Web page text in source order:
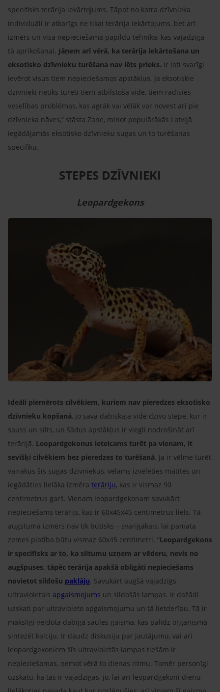
specifisks terārija iekārtojums. Tāpat no katra dzīvnieka
individuāli ir atkarīgs ne tikai terārija iekārtojums, bet arī
izmērs un visa nepieciešamā papildu tehnika, kas vajadzīga
tā aprīkošanai. Jāņem arī vērā, ka terārija iekārtošana un
eksotisko dzīvnieku turēšana nav lēts prieks. Ir ļoti svarīgi
ievērot visus tiem nepieciešamos apstākļus. Ja eksotiskie
dzīvnieki netiks turēti tiem atbilstošā vidē, tiem radīsies
veselības problēmas, kas agrāk vai vēlāk var novest arī pie
dzīvnieka nāves,” stāsta Zane, minot populārākās Latvijā
iegādājamās eksotisko dzīvnieku sugas un to turēšanas
specifiku.
STEPES DZĪVNIEKI
Leopardgekons
Ideāli piemērots cilvēkiem, kuriem nav pieredzes eksotisko
dzīvnieku kopšanā, jo savā dabiskajā vidē dzīvo stepē, kur ir
sauss un silts, un šādus apstākļus ir viegli nodrošināt arī
terārijā. Leopardgekonus ieteicams turēt pa vienam, it
sevišķi cilvēkiem bez pieredzes to turēšanā. Ja ir vēlme turēt
vairākus šīs sugas dzīvniekus, vēlams izvēlēties mātītes un
iegādāties lielāka izmēra terāriju, kas ir vismaz 90
centimetrus garš. Vienam leopardgekonam savukārt
nepieciešams terārijs, kas ir 60x45x45 centimetrus liels. Tā
augstuma izmērs nav tik būtisks – svarīgākais, lai pamata
zemes platība būtu vismaz 60x45 centimetri. “Leopardgekons
ir specifisks ar to, ka siltumu uzņem ar vēderu, nevis no
augšpuses, tāpēc terārija apakšā obligāti nepieciešams
novietot sildošu paklāju. Savukārt augšā vajadzīgs
ultravioletais apgaismojums un sildošās lampas. Ir dažādi
uzskati par ultravioleto apgaismojumu un tā lietderību. Tā ir
mākslīgi veidota dabīgā saules gaisma, kas palīdz organismā
sintezēt kalciju. Ir daudz diskusiju par jautājumu, vai arī
leopardgekoniem šīs ultravioletās lampas tiešām ir
nepieciešamas, ņemot vērā to dienas ritmu. Tomēr personīgi
uzskatu, ka tās ir vajadzīgas, jo, lai arī leopardgekoni dienu